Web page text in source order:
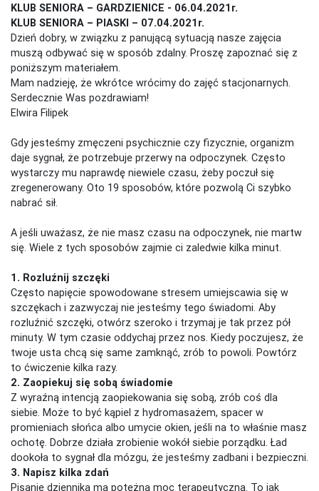
KLUB SENIORA – GARDZIENICE - 06.04.2021r.
KLUB SENIORA – PIASKI – 07.04.2021r.
Dzień dobry, w związku z panującą sytuacją nasze zajęcia
muszą odbywać się w sposób zdalny. Proszę zapoznać się z
poniższym materiałem.
Mam nadzieję, że wkrótce wrócimy do zajęć stacjonarnych.
Serdecznie Was pozdrawiam!
Elwira Filipek
Gdy jesteśmy zmęczeni psychicznie czy fizycznie, organizm
daje sygnał, że potrzebuje przerwy na odpoczynek. Często
wystarczy mu naprawdę niewiele czasu, żeby poczuł się
zregenerowany. Oto 19 sposobów, które pozwolą Ci szybko
nabrać sił.
A jeśli uważasz, że nie masz czasu na odpoczynek, nie martw
się. Wiele z tych sposobów zajmie ci zaledwie kilka minut.
1. Rozluźnij szczęki
Często napięcie spowodowane stresem umiejscawia się w
szczękach i zazwyczaj nie jesteśmy tego świadomi. Aby
rozluźnić szczęki, otwórz szeroko i trzymaj je tak przez pół
minuty. W tym czasie oddychaj przez nos. Kiedy poczujesz, że
twoje usta chcą się same zamknąć, zrób to powoli. Powtórz
to ćwiczenie kilka razy.
2. Zaopiekuj się sobą świadomie
Z wyraźną intencją zaopiekowania się sobą, zrób coś dla
siebie. Może to być kąpiel z hydromasażem, spacer w
promieniach słońca albo umycie okien, jeśli na to właśnie masz
ochotę. Dobrze działa zrobienie wokół siebie porządku. Ład
dookoła to sygnał dla mózgu, że jesteśmy zadbani i bezpieczni.
3. Napisz kilka zdań
Pisanie dziennika ma potężną moc terapeutyczną. To jak